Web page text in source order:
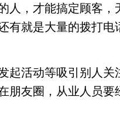
人，才能搞定顾客，
有就是大量的拨打电
起活动等吸引别人关
朋友圈，从业人员要